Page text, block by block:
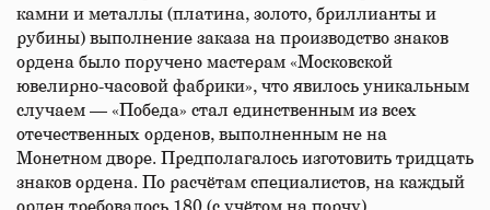
камни и металлы (платина, золото, бриллианты и
рубины) выполнение заказа на производство знаков
ордена было поручено мастерам «Московской
ювелирно-часовой фабрики», что явилось уникальным
случаем — «Победа» стал единственным из всех
отечественных орденов, выполненным не на
Монетном дворе. Предполагалось изготовить тридцать
знаков ордена. По расчётам специалистов, на каждый